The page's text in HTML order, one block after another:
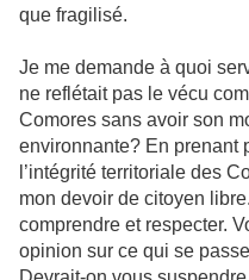
que fragilisé.
Je me demande à quoi
ne reflétait pas le vécu
Comores sans avoir son
environnante? En prenant
l’intégrité territoriale des
mon devoir de citoyen
comprendre et respecter.
opinion sur ce qui se